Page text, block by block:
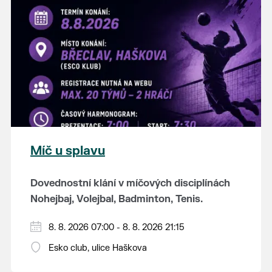
K tanci a poslechu bude hrát DH
Lanžhotčané.
Těšíme se na Vás!
Míč u splavu
Dovednostní klání v míčových disciplínách
Nohejbaj, Volejbal, Badminton, Tenis.
Zúčastnit se může max. 20 dvojčlenných
týmů - každý tým si zahraje min. 4 západy od
8. 8. 2026 07:00 - 8. 8. 2026 21:15
Esko club, ulice Haškova